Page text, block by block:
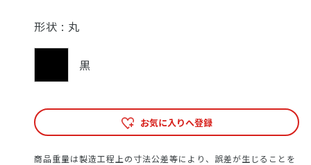
形状 : 丸
黒
お気に入りへ登録
商品重量は製造工程上の寸法公差等により、誤差が生じることを